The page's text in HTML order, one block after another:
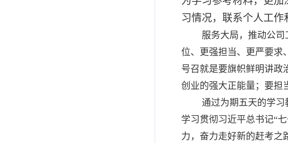
习情况，联系个人工作
服务大局，推动公
位、更强担当、更严要求
号召就是要旗帜鲜明讲政
创业的强大正能量；要担
通过为期五天的学
学习贯彻习近平总书记“
力，奋力走好新的赶考之